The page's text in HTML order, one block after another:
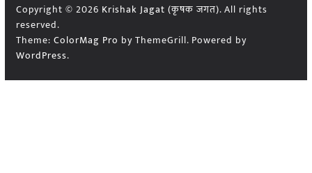
Copyright © 2026 Krishak Jagat (कृषक जगत). All rights
reserved.
Theme: ColorMag Pro by ThemeGrill. Powered by
WordPress.